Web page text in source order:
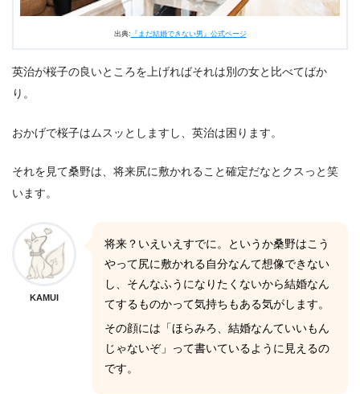
出典: 『まだ結婚できない男』公式ページ
英治が桜子の良いところを上げればそれは別の女と比べてばか
り。
おかげで桜子はムスッとしますし、英治は困ります。
それを見て桑野は、将来尻に敷かれること確定だなとクスっと笑
います。
KAMUI
将来？いえいえすでに。というか桑野はこう
やって尻に敷かれる自分なんて想像できない
し、そんなふうになりたくないから結婚なん
てするものかって気持ちもある気がします。
その顔には「ほらみろ、結婚なんていいもん
じゃないぞ」って書いているように見えるの
です。